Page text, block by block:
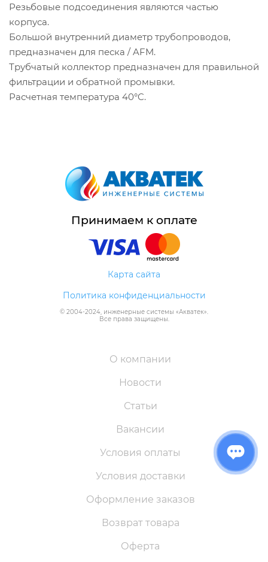
Резьбовые подсоединения являются частью
корпуса.
Большой внутренний диаметр трубопроводов,
предназначен для песка / AFM.
Трубчатый коллектор предназначен для правильной
фильтрации и обратной промывки.
Расчетная температура 40°C.
Принимаем к оплате
Карта сайта
Политика конфиденциальности
© 2004-2024, инженерные системы «Акватек».
Все права защищены.
О компании
Новости
Статьи
Вакансии
Условия оплаты
Условия доставки
Оформление заказов
Возврат товара
Оферта